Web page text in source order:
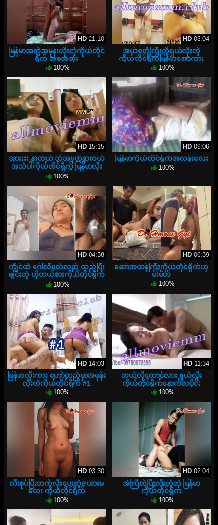
HD21:10
မြန်မာအတွဲအမုန်းလိုးတဲ့ကိုယ်တိုင်
ရိုက် အစအဆုံး
100%
HD03:04
အယ်စတုံကြီးကိုရှယ်လိုးတဲ့
ကိုယ်တိုင်ရိုက်မြန်မာအောကား
100%
HD15:15
အားးးး နာတယ် သဲအဖုတ်နာတယ်
အသံပါကိုယ်တိုင်ရိုက် မြန်မာလိုး
ကားအရှည်
100%
HD09:06
မြန်မာကိုယ်တိုင်ရိုက်အလန်းလေး
100%
HD04:38
ကွိုင်ထဲ ဂေါ်လီပတ်လည် ထည့်ပြီး
ဗျင်းတဲ့ ဟိုတယ်စားကိုယ်တိုင်ရိုက်
လေး
100%
HD06:39
ဆော်အထန်ကြီးကိုယ်တိုင်ရိုက်ဟု
မ်းမိတ်
100%
HD14:03
မြန်မာလိုးကား ဟော်တည်မှာအမုန်း
လိုးတဲ့ကိုယ်တိုင်ရိုက် #1
100%
HD11:34
ဘယ်လိုတောင်လား ရှယ်လိုး
ကိုယ်တိုင်ရိုက်နောက်တပိုင်း
100%
HD03:30
လီးစုပ်ပြီးတက်လိုးပေးတဲ့ဇယားမ
လေး ကိုယ်တိုင်ရိုက်
100%
HD02:04
အံကြိတ်ပြီးလိုးတဲ့ဘဲ မြန်မာ
ကိုယ်တိုင်ရိုက်
100%